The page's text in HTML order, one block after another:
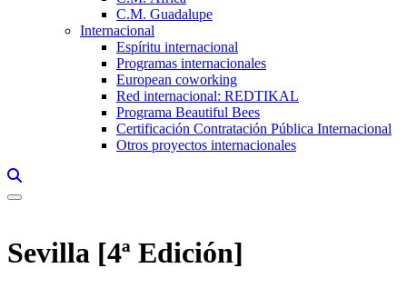
C.M. Guadalupe
Internacional
Espíritu internacional
Programas internacionales
European coworking
Red internacional: REDTIKAL
Programa Beautiful Bees
Certificación Contratación Pública Internacional
Otros proyectos internacionales
Sevilla [4ª Edición]